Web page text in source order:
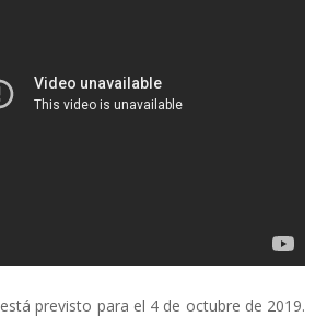
está previsto para el 4 de octubre de 2019.